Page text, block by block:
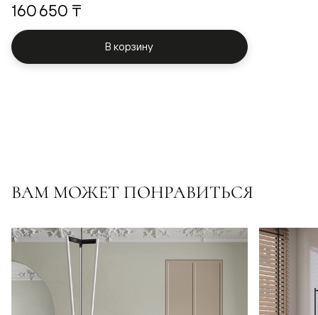
160 650 ₸
В корзину
ВАМ МОЖЕТ ПОНРАВИТЬСЯ